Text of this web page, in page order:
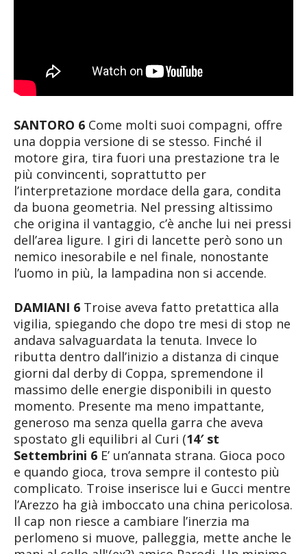
SANTORO 6 Come molti suoi compagni, offre
una doppia versione di se stesso. Finché il
motore gira, tira fuori una prestazione tra le
più convincenti, soprattutto per
l’interpretazione mordace della gara, condita
da buona geometria. Nel pressing altissimo
che origina il vantaggio, c’è anche lui nei pressi
dell’area ligure. I giri di lancette però sono un
nemico inesorabile e nel finale, nonostante
l’uomo in più, la lampadina non si accende.
DAMIANI 6 Troise aveva fatto pretattica alla
vigilia, spiegando che dopo tre mesi di stop ne
andava salvaguardata la tenuta. Invece lo
ributta dentro dall’inizio a distanza di cinque
giorni dal derby di Coppa, spremendone il
massimo delle energie disponibili in questo
momento. Presente ma meno impattante,
generoso ma senza quella garra che aveva
spostato gli equilibri al Curi (14′ st
Settembrini 6 E’ un’annata strana. Gioca poco
e quando gioca, trova sempre il contesto più
complicato. Troise inserisce lui e Gucci mentre
l’Arezzo ha già imboccato una china pericolosa.
Il cap non riesce a cambiare l’inerzia ma
perlomeno si muove, palleggia, mette anche le